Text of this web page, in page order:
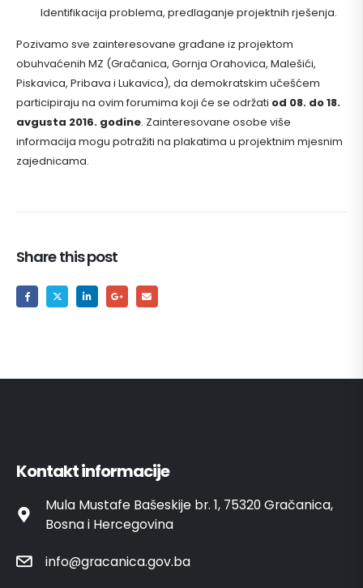
Identifikacija problema, predlaganje projektnih rješenja.
Pozivamo sve zainteresovane građane iz projektom
obuhvaćenih MZ (Gračanica, Gornja Orahovica, Malešići,
Piskavica, Pribava i Lukavica), da demokratskim učešćem
participiraju na ovim forumima koji će se održati od 08. do 18.
avgusta 2016. godine. Zainteresovane osobe više
informacija mogu potražiti na plakatima u projektnim mjesnim
zajednicama.
Share this post
Kontakt informacije
Mula Mustafe Bašeskije br. 1, 75320 Gračanica,
Bosna i Hercegovina
info@gracanica.gov.ba